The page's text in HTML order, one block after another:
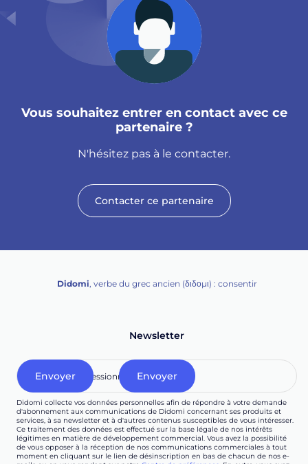
Vous souhaitez entrer en contact avec ce
partenaire ?
N'hésitez pas à le contacter.
Contacter ce partenaire
Didomi, verbe du grec ancien (δ‌‌ιδο‌μι) : consentir
Newsletter
Didomi collecte vos données personnelles afin de répondre à votre demande
d'abonnement aux communications de Didomi concernant ses produits et
services, à sa newsletter et à d'autres contenus susceptibles de vous intéresser.
Ce traitement des données est effectué sur la base légale de nos intérêts
légitimes en matière de développement commercial. Vous avez la possibilité
de vous opposer à la réception de nos communications commerciales à tout
moment en cliquant sur le lien de désinscription en bas de chacun de nos e-